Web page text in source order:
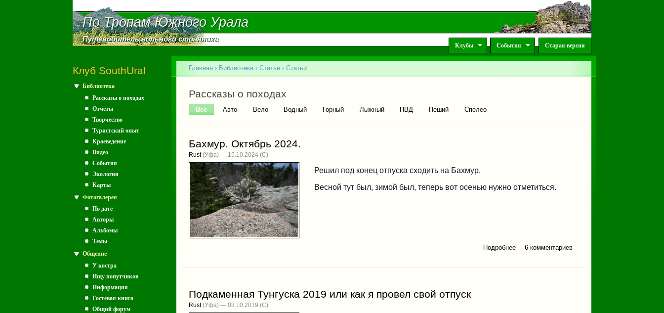
По Тропам Южного Урала
По Тропам Южного Урала
Путеводитель вольного странника
Путеводитель вольного странника
Клубы События Старая версия
Клуб SouthUral
Библиотека
Рассказы о походах
Отчеты
Творчество
Туристский опыт
Краеведение
Видео
События
Экология
Карты
Фотогалерея
По дате
Авторы
Альбомы
Темы
Общение
У костра
Ищу попутчиков
Информация
Гостевая книга
Общий форум
Вы здесь
Главная › Библиотека › Статьи › Статьи
Рассказы о походах
Главные вкладки
Все (активная вкладка)
Авто Вело Водный Горный Лыжный ПВД Пеший Спелео
Бахмур. Октябрь 2024.
Rust(Уфа) — 15.10.2024
Решил под конец отпуска сходить на Бахмур.
Весной тут был, зимой был, теперь вот осенью нужно отметиться.
Подробнее о Бахмур. Октябрь 2024.
6 комментариев
Подкаменная Тунгуска 2019 или как я провел свой отпуск
Rust(Уфа) — 03.10.2019